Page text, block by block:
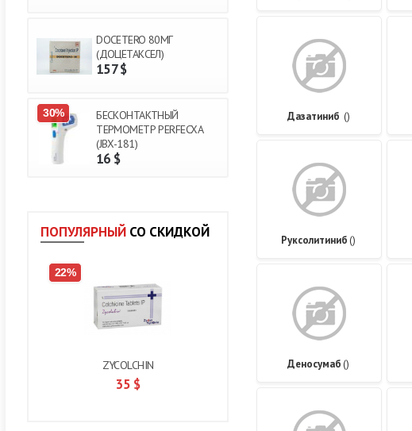
DOCETERO 80МГ
(ДОЦЕТАКСЕЛ)
157$
БЕСКОНТАКТНЫЙ
ТЕРМОМЕТР PERFECXA
(JBX-181)
16 $
30%
ПОПУЛЯРНЫЙ СО СКИДКОЙ
ZYCOLCHIN
35 $
22%
Дазатиниб ()
Руксолитиниб ()
Деносумаб ()